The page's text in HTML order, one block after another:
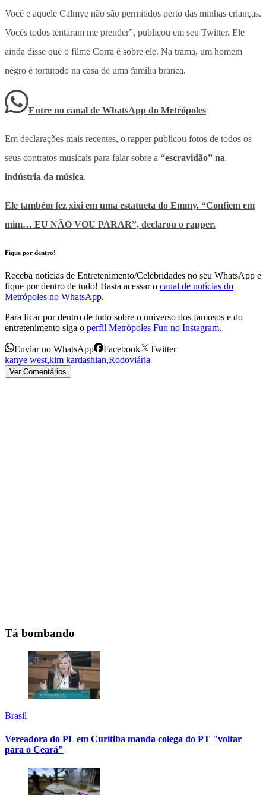
Você e aquele Calmye não são permitidos perto das minhas crianças.
Vocês todos tentaram me prender”, publicou em seu Twitter. Ele
ainda disse que o filme Corra é sobre ele. Na trama, um homem
negro é torturado na casa de uma família branca.
Entre no canal de WhatsApp do Metrópoles
Em declarações mais recentes, o rapper publicou fotos de todos os
seus contratos musicais para falar sobre a “escravidão” na
indústria da música.
Ele também fez xixi em uma estatueta do Emmy. “Confiem em
mim… EU NÃO VOU PARAR”, declarou o rapper.
Fique por dentro!
Receba notícias de Entretenimento/Celebridades no seu WhatsApp e
fique por dentro de tudo! Basta acessar o canal de notícias do
Metrópoles no WhatsApp.
Para ficar por dentro de tudo sobre o universo dos famosos e do
entretenimento siga o perfil Metrópoles Fun no Instagram.
Enviar no WhatsApp Facebook
Twitter
kanye west,kim kardashian,Rodoviária
Ver Comentários
Tá bombando
Brasil
Vereadora do PL em Curitiba manda colega do PT "voltar
para o Ceará"